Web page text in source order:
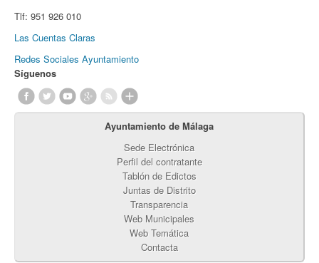
Tlf: 951 926 010
Las Cuentas Claras
Redes Sociales Ayuntamiento
Síguenos
Ayuntamiento de Málaga
Sede Electrónica
Perfil del contratante
Tablón de Edictos
Juntas de Distrito
Transparencia
Web Municipales
Web Temática
Contacta